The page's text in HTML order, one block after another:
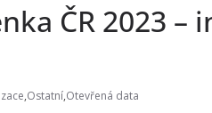
ČR 2023 –
,Ostatní,Otevřená data